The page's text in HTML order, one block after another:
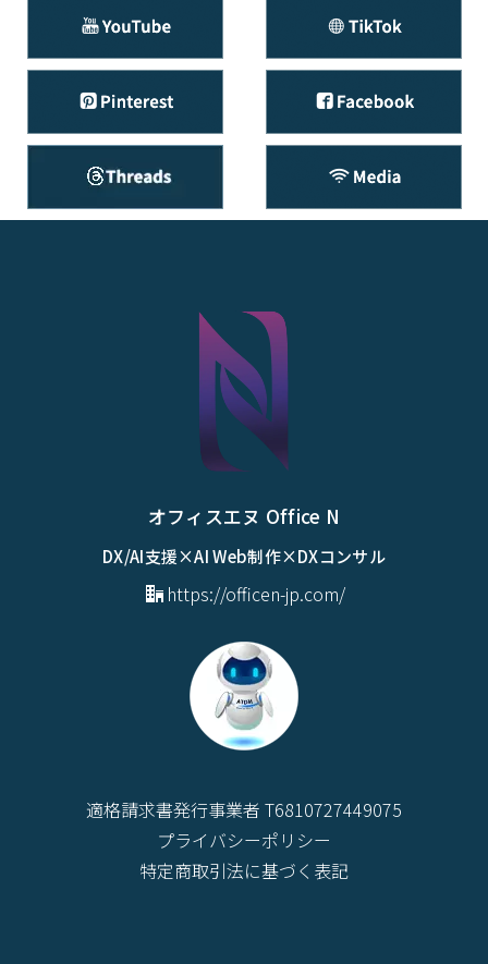
オフィスエヌ Office N
DX/AI支援×AI Web制作×DXコンサル
https://officen-jp.com/
適格請求書発行事業者 T6810727449075
プライバシーポリシー
特定商取引法に基づく表記